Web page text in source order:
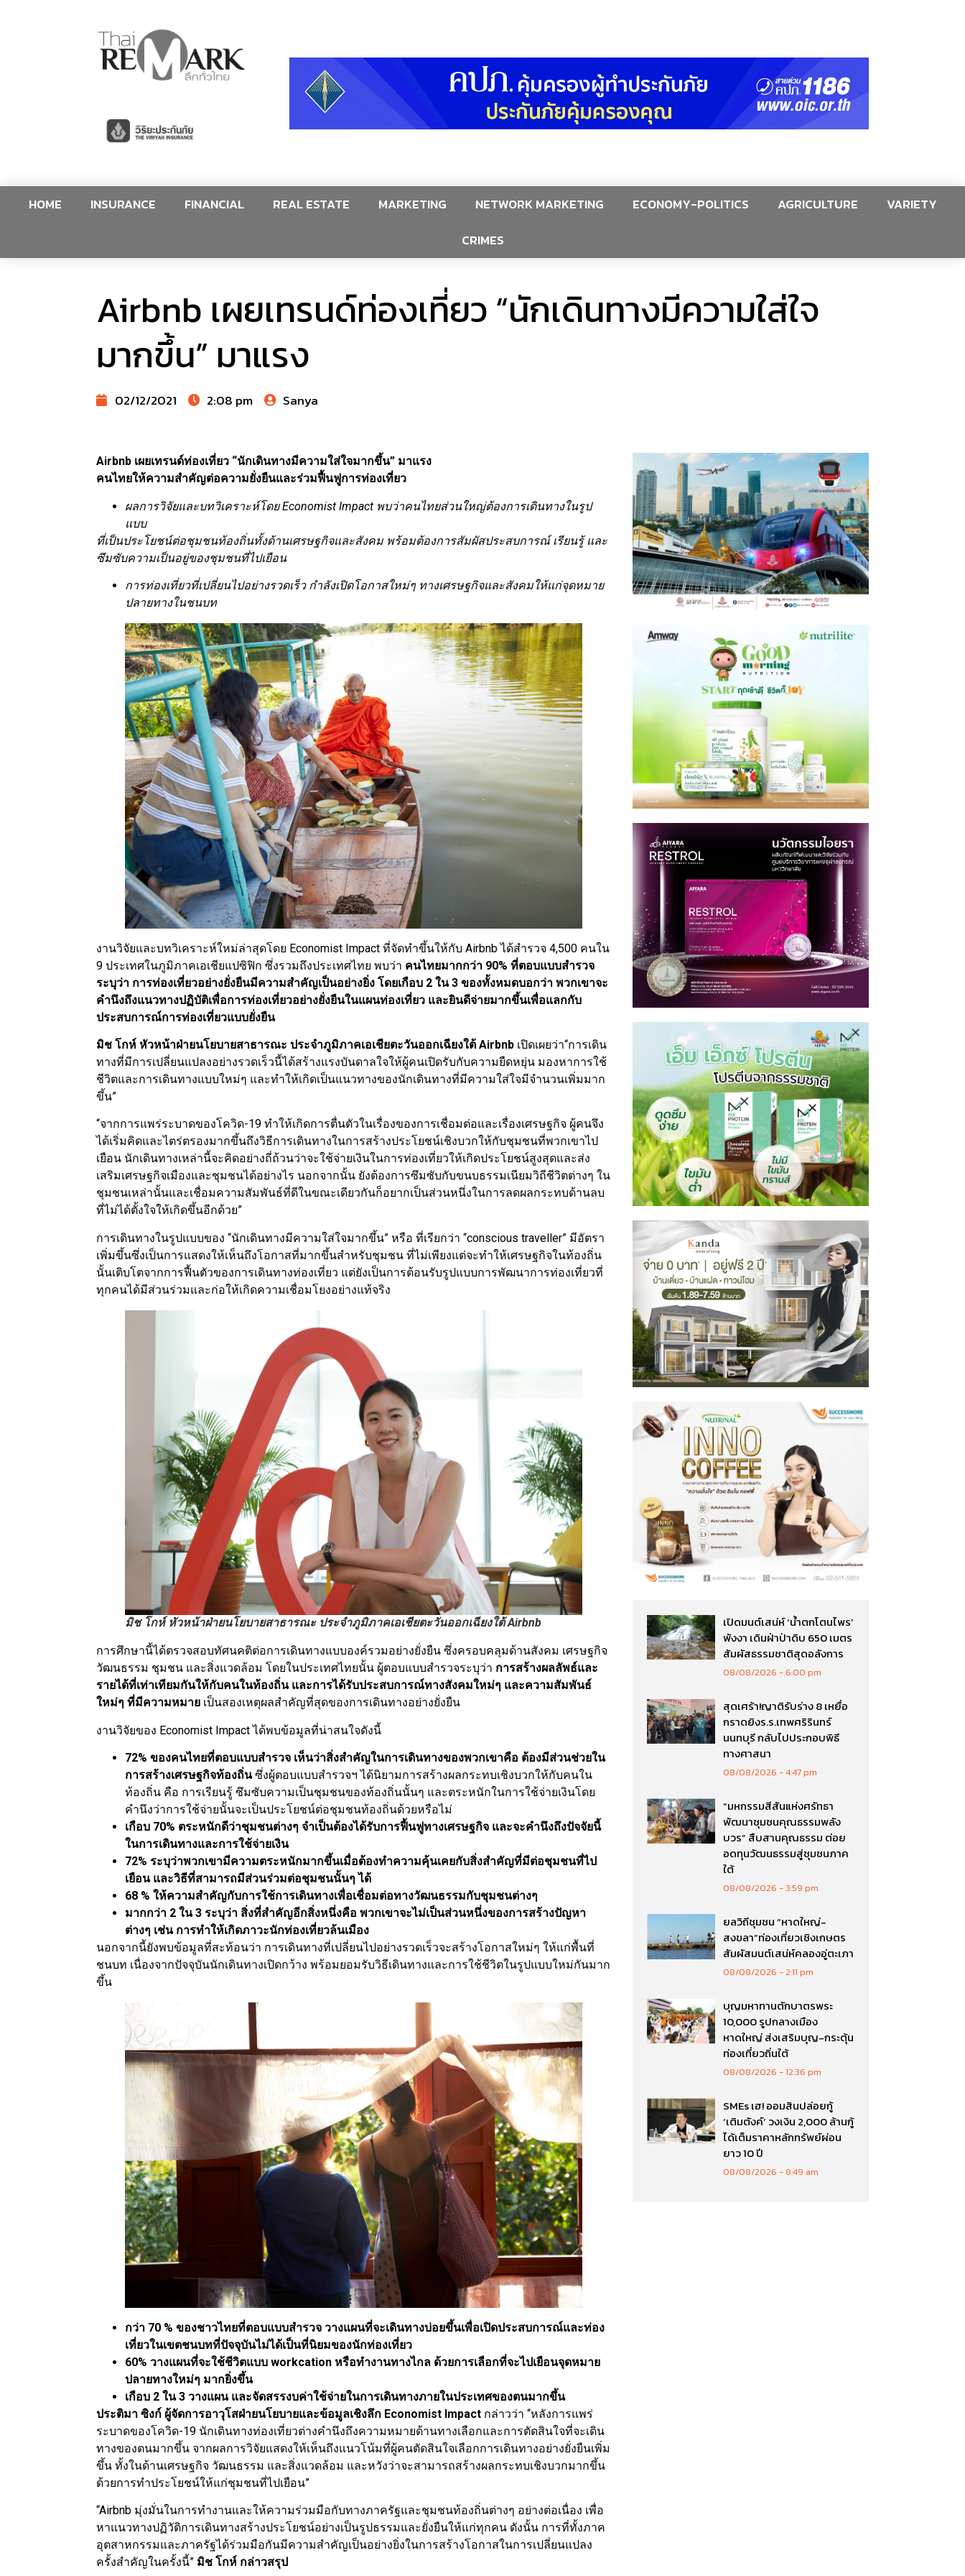
HOME INSURANCE FINANCIAL REAL ESTATE MARKETING NETWORK MARKETING ECONOMY-POLITICS AGRICULTURE
VARIETY
CRIMES
Airbnb เผยเทรนด์ท่องเที่ยว “นักเดินทางมีความใส่ใจ
มากขึ้น” มาแรง
02/12/2021 2:08 pm Sanya
Airbnb เผยเทรนด์ท่องเที่ยว “นักเดินทางมีความใส่ใจมากขึ้น” มาแรง
คนไทยให้ความสำคัญต่อความยั่งยืนและร่วมฟื้นฟูการท่องเที่ยว
ผลการวิจัยและบทวิเคราะห์โดยEconomist Impact พบว่าคนไทยส่วนใหญ่ต้องการเดินทางในรูป
แบบ
ที่เป็นประโยชน์ต่อชุมชนท้องถิ่นทั้งด้านเศรษฐกิจและสังคม พร้อมต้องการสัมผัสประสบการณ์ เรียนรู้ และ
ซึมซับความเป็นอยู่ของชุมชนที่ไปเยือน
การท่องเที่ยวที่เปลี่ยนไปอย่างรวดเร็ว กำลังเปิดโอกาสใหม่ๆ ทางเศรษฐกิจและสังคมให้แก่จุดหมาย
ปลายทางในชนบท
งานวิจัยและบทวิเคราะห์ใหม่ล่าสุดโดย Economist Impact ที่จัดทำขึ้นให้กับ Airbnb ได้สำรวจ 4,500 คนใน
9 ประเทศในภูมิภาคเอเชียแปซิฟิก ซึ่งรวมถึงประเทศไทย พบว่า คนไทยมากกว่า 90% ที่ตอบแบบสำรวจ
ระบุว่า การท่องเที่ยวอย่างยั่งยืนมีความสำคัญเป็นอย่างยิ่ง โดยเกือบ 2 ใน 3 ของทั้งหมดบอกว่า พวกเขาจะ
คำนึงถึงแนวทางปฏิบัติเพื่อการท่องเที่ยวอย่างยั่งยืนในแผนท่องเที่ยว และยินดีจ่ายมากขึ้นเพื่อแลกกับ
ประสบการณ์การท่องเที่ยวแบบยั่งยืน
มิช โกห์ หัวหน้าฝ่ายนโยบายสาธารณะ ประจำภูมิภาคเอเชียตะวันออกเฉียงใต้Airbnb เปิดเผยว่า“การเดิน
ทางที่มีการเปลี่ยนแปลงอย่างรวดเร็วนี้ได้สร้างแรงบันดาลใจให้ผู้คนเปิดรับกับความยืดหยุ่น มองหาการใช้
ชีวิตและการเดินทางแบบใหม่ๆ และทำให้เกิดเป็นแนวทางของนักเดินทางที่มีความใส่ใจมีจำนวนเพิ่มมาก
ขึ้น”
“จากการแพร่ระบาดของโควิด-19 ทำให้เกิดการตื่นตัวในเรื่องของการเชื่อมต่อและเรื่องเศรษฐกิจ ผู้คนจึง
ได้เริ่มคิดและไตร่ตรองมากขึ้นถึงวิธีการเดินทางในการสร้างประโยชน์เชิงบวกให้กับชุมชนที่พวกเขาไป
เยือน นักเดินทางเหล่านี้จะคิดอย่างถี่ถ้วนว่าจะใช้จ่ายเงินในการท่องเที่ยวให้เกิดประโยชน์สูงสุดและส่ง
เสริมเศรษฐกิจเมืองและชุมชนได้อย่างไร นอกจากนั้น ยังต้องการซึมซับกับขนบธรรมเนียมวิถีชีวิตต่างๆ ใน
ชุมชนเหล่านั้นและเชื่อมความสัมพันธ์ที่ดีในขณะเดียวกันก็อยากเป็นส่วนหนึ่งในการลดผลกระทบด้านลบ
ที่ไม่ได้ตั้งใจให้เกิดขึ้นอีกด้วย”
การเดินทางในรูปแบบของ “นักเดินทางมีความใส่ใจมากขึ้น” หรือ ที่เรียกว่า “conscious traveller” มีอัตรา
เพิ่มขึ้นซึ่งเป็นการแสดงให้เห็นถึงโอกาสที่มากขึ้นสำหรับชุมชน ที่ไม่เพียงแต่จะทำให้เศรษฐกิจในท้องถิ่น
นั้นเติบโตจากการฟื้นตัวของการเดินทางท่องเที่ยว แต่ยังเป็นการต้อนรับรูปแบบการพัฒนาการท่องเที่ยวที่
ทุกคนได้มีส่วนร่วมและก่อให้เกิดความเชื่อมโยงอย่างแท้จริง
มิช โกห์ หัวหน้าฝ่ายนโยบายสาธารณะ ประจำภูมิภาคเอเชียตะวันออกเฉียงใต้ Airbnb
การศึกษานี้ได้ตรวจสอบทัศนคติต่อการเดินทางแบบองค์รวมอย่างยั่งยืน ซึ่งครอบคลุมด้านสังคม เศรษฐกิจ
วัฒนธรรม ชุมชน และสิ่งแวดล้อม โดยในประเทศไทยนั้น ผู้ตอบแบบสำรวจระบุว่า การสร้างผลลัพธ์และ
รายได้ที่เท่าเทียมกันให้กับคนในท้องถิ่น และการได้รับประสบการณ์ทางสังคมใหม่ๆ และความสัมพันธ์
ใหม่ๆ ที่มีความหมาย เป็นสองเหตุผลสำคัญที่สุดของการเดินทางอย่างยั่งยืน
งานวิจัยของ Economist Impact ได้พบข้อมูลที่น่าสนใจดังนี้
72% ของคนไทยที่ตอบแบบสำรวจ เห็นว่าสิ่งสำคัญในการเดินทางของพวกเขาคือ ต้องมีส่วนช่วยใน
การสร้างเศรษฐกิจท้องถิ่นซึ่งผู้ตอบแบบสำรวจฯ ได้นิยามการสร้างผลกระทบเชิงบวกให้กับคนใน
ท้องถิ่น คือ การเรียนรู้ ซึมซับความเป็นชุมชนของท้องถิ่นนั้นๆ และตระหนักในการใช้จ่ายเงินโดย
คำนึงว่าการใช้จ่ายนั้นจะเป็นประโยชน์ต่อชุมชนท้องถิ่นด้วยหรือไม่
เกือบ 70% ตระหนักดีว่าชุมชนต่างๆ จำเป็นต้องได้รับการฟื้นฟูทางเศรษฐกิจ และจะคำนึงถึงปัจจัยนี้
ในการเดินทางและการใช้จ่ายเงิน
72% ระบุว่าพวกเขามีความตระหนักมากขึ้นเมื่อต้องทำความคุ้นเคยกับสิ่งสำคัญที่มีต่อชุมชนที่ไป
เยือน และวิธีที่สามารถมีส่วนร่วมต่อชุมชนนั้นๆ ได้
68 % ให้ความสำคัญกับการใช้การเดินทางเพื่อเชื่อมต่อทางวัฒนธรรมกับชุมชนต่างๆ
มากกว่า 2 ใน 3 ระบุว่า สิ่งที่สำคัญอีกสิ่งหนึ่งคือ พวกเขาจะไม่เป็นส่วนหนึ่งของการสร้างปัญหา
ต่างๆ เช่น การทำให้เกิดภาวะนักท่องเที่ยวล้นเมือง
นอกจากนี้ยังพบข้อมูลที่สะท้อนว่า การเดินทางที่เปลี่ยนไปอย่างรวดเร็วจะสร้างโอกาสใหม่ๆ ให้แก่พื้นที่
ชนบท เนื่องจากปัจจุบันนักเดินทางเปิดกว้าง พร้อมยอมรับวิธีเดินทางและการใช้ชีวิตในรูปแบบใหม่กันมาก
ขึ้น
กว่า 70 % ของชาวไทยที่ตอบแบบสำรวจ วางแผนที่จะเดินทางบ่อยขึ้นเพื่อเปิดประสบการณ์และท่อง
เที่ยวในเขตชนบทที่ปัจจุบันไม่ได้เป็นที่นิยมของนักท่องเที่ยว
60% วางแผนที่จะใช้ชีวิตแบบworkcation หรือทำงานทางไกล ด้วยการเลือกที่จะไปเยือนจุดหมาย
ปลายทางใหม่ๆ มากยิ่งขึ้น
เกือบ 2 ใน 3 วางแผน และจัดสรรงบค่าใช้จ่ายในการเดินทางภายในประเทศของตนมากขึ้น
ประติมา ซิงก์ ผู้จัดการอาวุโสฝ่ายนโยบายและข้อมูลเชิงลึก Economist Impact กล่าวว่า “หลังการแพร่
ระบาดของโควิด-19 นักเดินทางท่องเที่ยวต่างคำนึงถึงความหมายด้านทางเลือกและการตัดสินใจที่จะเดิน
ทางของตนมากขึ้น จากผลการวิจัยแสดงให้เห็นถึงแนวโน้มที่ผู้คนตัดสินใจเลือกการเดินทางอย่างยั่งยืนเพิ่ม
ขึ้น ทั้งในด้านเศรษฐกิจ วัฒนธรรม และสิ่งแวดล้อม และหวังว่าจะสามารถสร้างผลกระทบเชิงบวกมากขึ้น
ด้วยการทำประโยชน์ให้แก่ชุมชนที่ไปเยือน”
“Airbnb มุ่งมั่นในการทำงานและให้ความร่วมมือกับทางภาครัฐและชุมชนท้องถิ่นต่างๆ อย่างต่อเนื่อง เพื่อ
หาแนวทางปฏิวัติการเดินทางสร้างประโยชน์อย่างเป็นรูปธรรมและยั่งยืนให้แก่ทุกคน ดังนั้น การที่ทั้งภาค
อุตสาหกรรมและภาครัฐได้ร่วมมือกันมีความสำคัญเป็นอย่างยิ่งในการสร้างโอกาสในการเปลี่ยนแปลง
ครั้งสำคัญในครั้งนี้” มิช โกห์ กล่าวสรุป
เปิดมนต์เสน่ห์ ‘น้ำตกโตนไพร’
พังงา เดินฝ่าป่าดิบ 650 เมตร
สัมผัสธรรมชาติสุดอลังการ
08/08/2026 6:00 pm
สุดเศร้า!ญาติรับร่าง 8 เหยื่อ
กราดยิงร.ร.เทพศริรินทร์
นนทบุรี กลับไปประกอบพิธี
ทางศาสนา
08/08/2026 4:47 pm
“มหกรรมสีสันแห่งศรัทธา
พัฒนาชุมชนคุณธรรมพลัง
บวร” สืบสานคุณธรรม ต่อย
อดทุนวัฒนธรรมสู่ชุมชนภาค
ใต้
08/08/2026 3:59 pm
ยลวิถีชุมชน “หาดใหญ่-
สงขลา”ท่องเที่ยวเชิงเกษตร
สัมผัสมนต์เสน่ห์คลองอู่ตะเภา
08/08/2026 2:11 pm
บุญมหาทานตักบาตรพระ
10,000 รูปกลางเมือง
หาดใหญ่ ส่งเสริมบุญ-กระตุ้น
ท่องเที่ยวถิ่นใต้
08/08/2026 12:36 pm
SMEs เฮ! ออมสินปล่อยกู้
‘เติมตังค์’ วงเงิน 2,000 ล้านกู้
ได้เต็มราคาหลักทรัพย์ผ่อน
ยาว 10 ปี
08/08/2026 8:49 am